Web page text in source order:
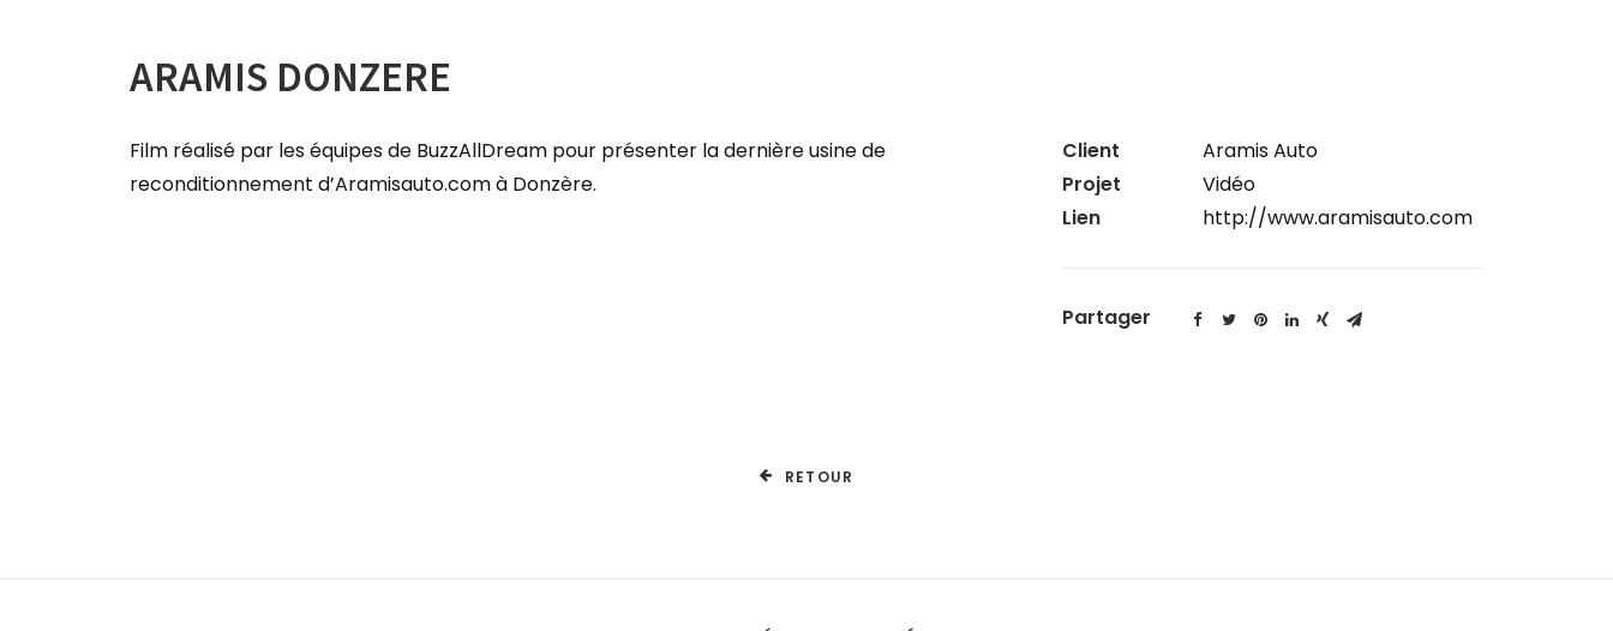
ARAMIS DONZERE
Film réalisé par les équipes de BuzzAllDream pour présenter la dernière usine de
reconditionnement d’Aramisauto.com à Donzère.
Client
Aramis Auto
Projet
Vidéo
Lien
http://www.aramisauto.com
Partager
RETOUR